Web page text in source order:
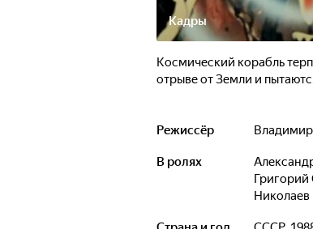
Кадры
Космический корабль
отрыве от Земли и
Режиссёр
В ролях
Николаев